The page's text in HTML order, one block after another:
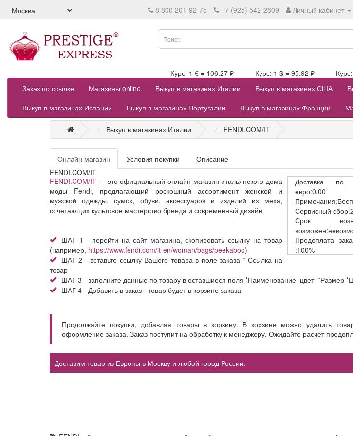
8 800 201-92-75 +7 (925) 542-2809 Личный кабинет
Курс: 1 € = 106.27 ₽ Курс: 1 $ = 95.92 ₽
Заказ по ссылке
Магазины online Выкуп в магазинах Италии Выкуп в магазинах США
Выкуп в магазинах Испании
Выкуп в магазинах Португалии Выкуп в магазинах Франции
Выкуп в магазинах Италии FENDI.COM/IT
Онлайн магазин Условия покупки
Описание
FENDI.COM/IT
Доставка
по
евро:0.00
Сервисный
Срок
Предоплата
:100%
FENDI.COM/IT — это официальный онлайн-магазин итальянского дома
моды Fendi, предлагающий роскошный ассортимент женской и
мужской одежды, сумок, обуви, аксессуаров и изделий из меха,
сочетающих культовое мастерство бренда и современный дизайн
ШАГ 1 - перейти на сайт магазина, скопировать ссылку на товар
(например, https://www.fendi.com/it-en/woman/bags/peekaboo)
ШАГ 2 - вставьте ссылку Вашего товара в поле заказа * Ссылка на
товар
ШАГ 3 - заполните данные по товару в оставшиеся поля *Наименование, цвет *Размер
ШАГ 4 - Добавить в заказ - товар будет в корзине заказа
Продолжайте покупки, добавляя товары в корзину. В корзине можно удалить
оформление заказа. Заказ поступит на обработку к менеджеру. Ожидайте расчет
Доставим товар из Европы в Москву и любой город России.